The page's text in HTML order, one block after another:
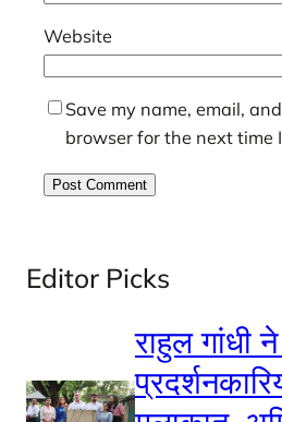
Website
Save my name, email,
browser for the next time
Editor Picks
राहुल गांधी